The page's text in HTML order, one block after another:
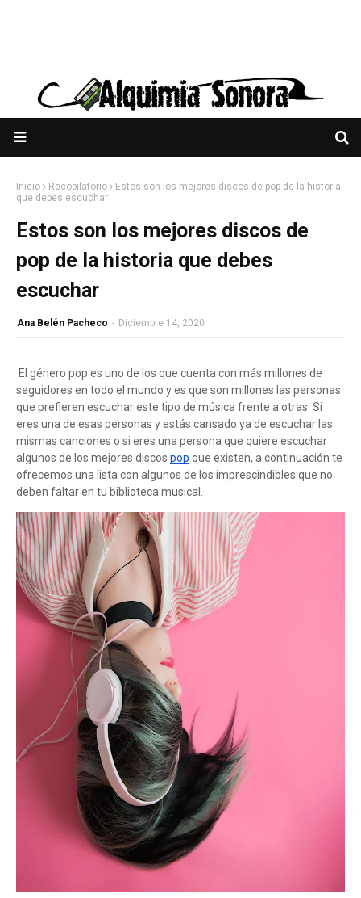
Inicio Recopilatorio
Estos son los mejores discos de pop de la historia
que debes escuchar
Estos son los mejores discos de
pop de la historia que debes
escuchar
Ana Belén Pacheco - Diciembre 14, 2020
El género pop es uno de los que cuenta con más millones de
seguidores en todo el mundo y es que son millones las personas
que prefieren escuchar este tipo de música frente a otras. Si
eres una de esas personas y estás cansado ya de escuchar las
mismas canciones o si eres una persona que quiere escuchar
algunos de los mejores discos pop que existen, a continuación te
ofrecemos una lista con algunos de los imprescindibles que no
deben faltar en tu biblioteca musical.